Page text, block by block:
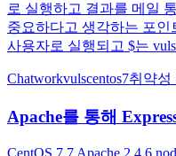
로 실행하고 결과를 메일
중요하다고 생각하는 포인
사용자로 실행되고 $는
Chatworkvulscentos7취약성
Apache를 통해
CentOS 7.7 Apache 2.4.6